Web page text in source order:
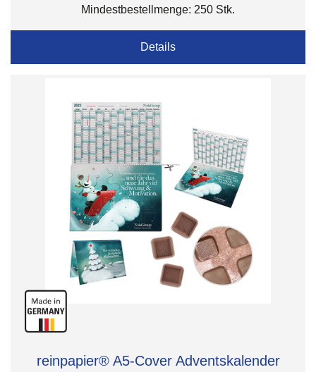
Mindestbestellmenge: 250 Stk.
Details
reinpapier® A5-Cover Adventskalender